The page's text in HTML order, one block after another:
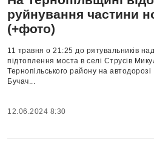
руйнування частини
(+фото)
11 травня о 21:25 до рятувальників
підтоплення моста в селі Струсів
Тернопільського району на
Бучач...
12.06.2024 8:30